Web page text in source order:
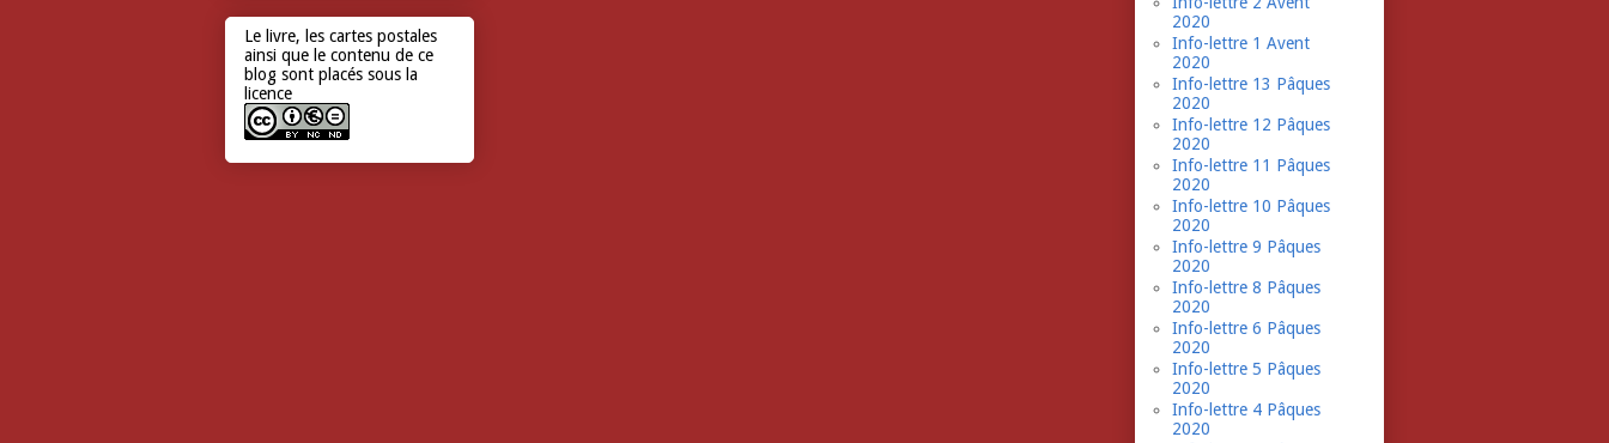
Le livre, les cartes postales
ainsi que le contenu de ce
blog sont placés sous la
licence
2020
Info-lettre 1 Avent
2020
Info-lettre 13 Pâques
2020
Info-lettre 12 Pâques
2020
Info-lettre 11 Pâques
2020
Info-lettre 10 Pâques
2020
Info-lettre 9 Pâques
2020
Info-lettre 8 Pâques
2020
Info-lettre 6 Pâques
2020
Info-lettre 5 Pâques
2020
Info-lettre 4 Pâques
2020